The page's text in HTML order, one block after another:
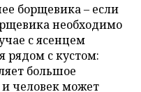
борщевика – если
необходимо
с ясенцем
рядом с кустом:
большое
человек может